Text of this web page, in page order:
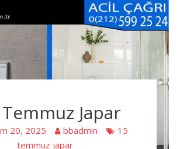
Japar
20, 2025 bbadmin
15
temmuz japar